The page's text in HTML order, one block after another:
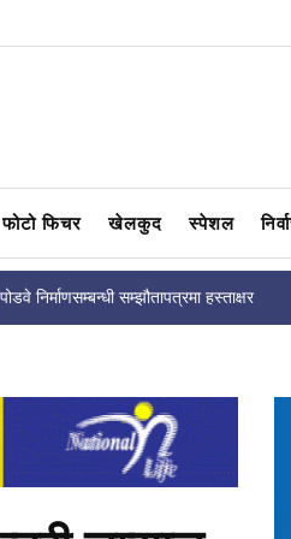
फोटो फिचर खेलकुद स्पेशल
पोडवे निर्माणसम्बन्धी सम्झौतापत्रमा हस्ताक्षर